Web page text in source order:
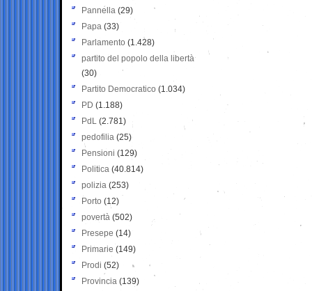
Pannella (29)
Papa (33)
Parlamento (1.428)
partito del popolo della libertà
(30)
Partito Democratico (1.034)
PD (1.188)
PdL (2.781)
pedofilia (25)
Pensioni (129)
Politica (40.814)
polizia (253)
Porto (12)
povertà (502)
Presepe (14)
Primarie (149)
Prodi (52)
Provincia (139)